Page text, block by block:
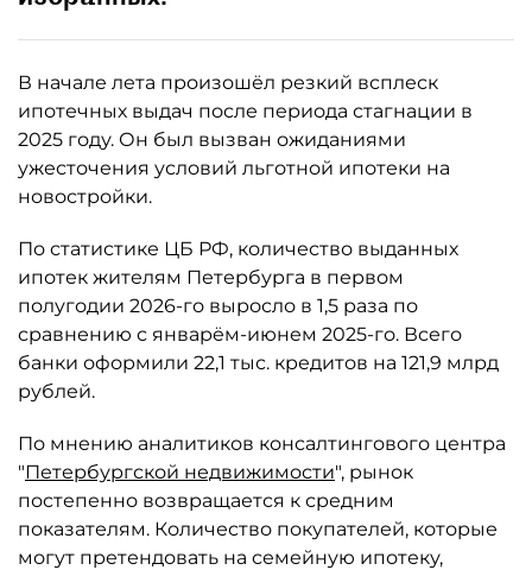
В начале лета произошёл резкий всплеск
ипотечных выдач после периода стагнации в
2025 году. Он был вызван ожиданиями
ужесточения условий льготной ипотеки на
новостройки.
По статистике ЦБ РФ, количество выданных
ипотек жителям Петербурга в первом
полугодии 2026-го выросло в 1,5 раза по
сравнению с январём-июнем 2025-го. Всего
банки оформили 22,1 тыс. кредитов на 121,9 млрд
рублей.
По мнению аналитиков консалтингового центра
"Петербургской недвижимости", рынок
постепенно возвращается к средним
показателям. Количество покупателей, которые
могут претендовать на семейную ипотеку,